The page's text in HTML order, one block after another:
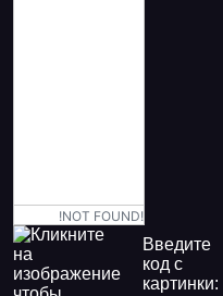
!NOT FOUND!
Введите
код с
картинки: